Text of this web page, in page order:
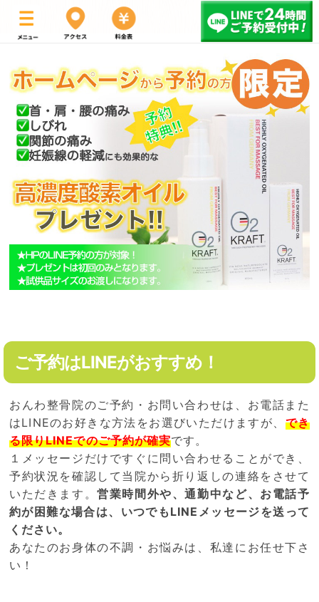
ご予約はLINEがおすすめ！
おんわ整骨院のご予約・お問い合わせは、お電話また
はLINEのお好きな方法をお選びいただけますが、 でき
る限りLINEでのご予約が確実です。
１メッセージだけですぐに問い合わせることができ、
予約状況を確認して当院から折り返しの連絡をさせて
いただきます。営業時間外や、通勤中など、お電話予
約が困難な場合は、いつでもLINEメッセージを送って
ください。
あなたのお身体の不調・お悩みは、私達にお任せ下さ
い！